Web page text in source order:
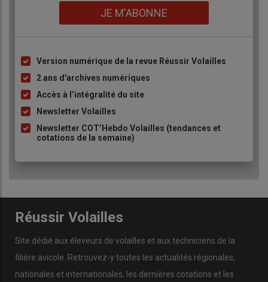
JE M'ABONNE
Liste
à
puce
Version numérique de la revue Réussir Volailles
2 ans d'archives numériques
Accès à l’intégralité du site
Newsletter Volailles
Newsletter COT’Hebdo Volailles (tendances et
cotations de la semaine)
Réussir Volailles
Site dédié aux éleveurs de volailles et aux techniciens de la
filière avicole. Retrouvez-y toutes les actualités régionales,
nationales et internationales, les dernières cotations et les